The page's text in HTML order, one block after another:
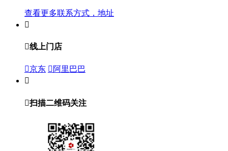
查看更多联系方式，地址

线上门店
京东  阿里巴巴

扫描二维码关注